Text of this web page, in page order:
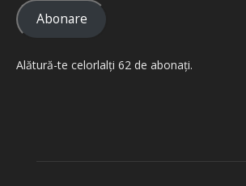
Abonare
Alătură-te celorlalți 62 de abonați.